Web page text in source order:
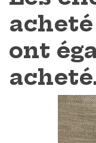
ont